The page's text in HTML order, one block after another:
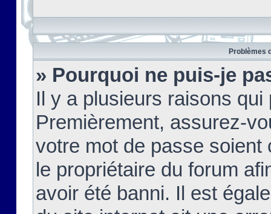
Problèmes
» Pourquoi ne puis-je
Il y a plusieurs raisons
Premièrement, assurez-
votre mot de passe soient
le propriétaire du forum
avoir été banni. Il est